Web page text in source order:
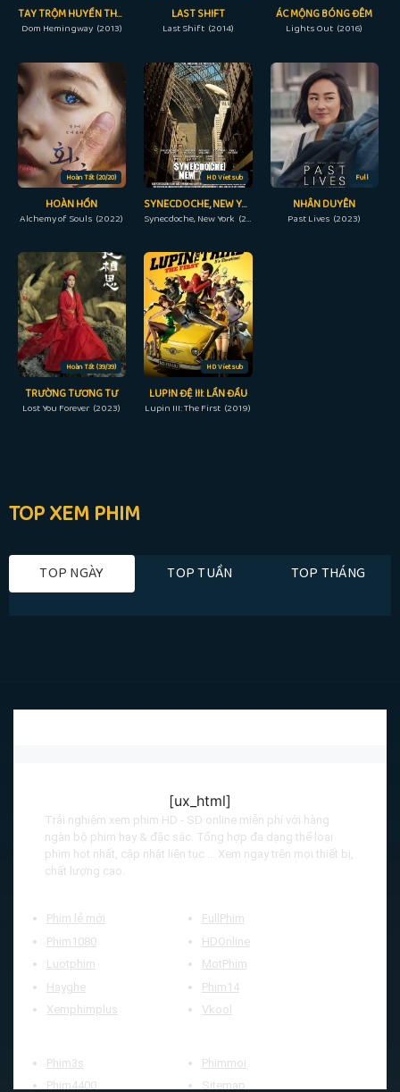
TAY TRỘM HUYỀN THOẠI
Dom Hemingway (2013)
LAST SHIFT
Last Shift (2014)
ÁC MỘNG BÓNG ĐÊM
Lights Out (2016)
Hoàn Tất (20/20)
HOÀN HỒN
Alchemy of Souls (2022)
HD Vietsub
SYNECDOCHE, NEW YORK
Synecdoche, New York (2008)
Full
NHÂN DUYÊN
Past Lives (2023)
Hoàn Tất (39/39)
TRƯỜNG TƯƠNG TƯ
Lost You Forever (2023)
HD Vietsub
LUPIN ĐỆ III: LẦN ĐẦU
Lupin III: The First (2019)
TOP XEM PHIM
TOP NGÀY TOP TUẦN TOP THÁNG